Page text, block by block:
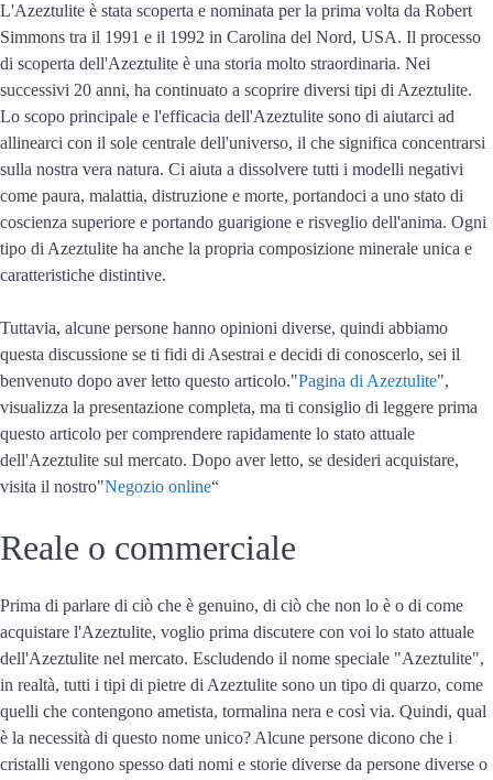
L'Azeztulite è stata scoperta e nominata per la prima volta da Robert
Simmons tra il 1991 e il 1992 in Carolina del Nord, USA. Il processo
di scoperta dell'Azeztulite è una storia molto straordinaria. Nei
successivi 20 anni, ha continuato a scoprire diversi tipi di Azeztulite.
Lo scopo principale e l'efficacia dell'Azeztulite sono di aiutarci ad
allinearci con il sole centrale dell'universo, il che significa concentrarsi
sulla nostra vera natura. Ci aiuta a dissolvere tutti i modelli negativi
come paura, malattia, distruzione e morte, portandoci a uno stato di
coscienza superiore e portando guarigione e risveglio dell'anima. Ogni
tipo di Azeztulite ha anche la propria composizione minerale unica e
caratteristiche distintive.
Tuttavia, alcune persone hanno opinioni diverse, quindi abbiamo
questa discussione se ti fidi di Asestrai e decidi di conoscerlo, sei il
benvenuto dopo aver letto questo articolo."Pagina di Azeztulite",
visualizza la presentazione completa, ma ti consiglio di leggere prima
questo articolo per comprendere rapidamente lo stato attuale
dell'Azeztulite sul mercato. Dopo aver letto, se desideri acquistare,
visita il nostro"Negozio online“
Reale o commerciale
Prima di parlare di ciò che è genuino, di ciò che non lo è o di come
acquistare l'Azeztulite, voglio prima discutere con voi lo stato attuale
dell'Azeztulite nel mercato. Escludendo il nome speciale "Azeztulite",
in realtà, tutti i tipi di pietre di Azeztulite sono un tipo di quarzo, come
quelli che contengono ametista, tormalina nera e così via. Quindi, qual
è la necessità di questo nome unico? Alcune persone dicono che i
cristalli vengono spesso dati nomi e storie diverse da persone diverse o